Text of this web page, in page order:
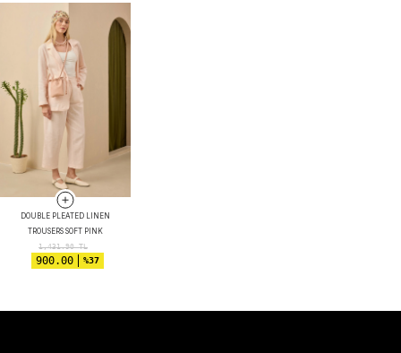
DOUBLE PLEATED LINEN
TROUSERS SOFT PINK
1,431.90TL
900.00 %37